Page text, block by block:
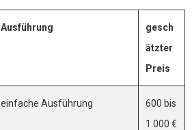
Ausführung
gesch
ätzter
Preis
einfache Ausführung
600 bis
1.000 €